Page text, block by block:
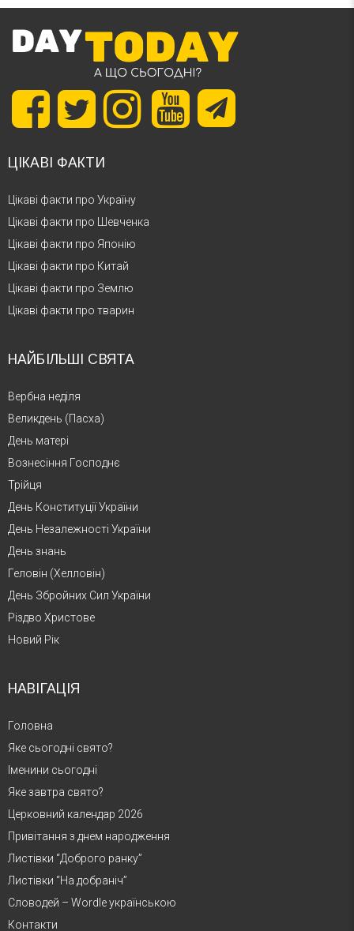
ЦІКАВІ ФАКТИ
Цікаві факти про Україну
Цікаві факти про Шевченка
Цікаві факти про Японію
Цікаві факти про Китай
Цікаві факти про Землю
Цікаві факти про тварин
НАЙБІЛЬШІ СВЯТА
Вербна неділя
Великдень (Пасха)
День матері
Вознесіння Господнє
Трійця
День Конституції України
День Незалежності України
День знань
Геловін (Хелловін)
День Збройних Сил України
Різдво Христове
Новий Рік
НАВІГАЦІЯ
Головна
Яке сьогодні свято?
Іменини сьогодні
Яке завтра свято?
Церковний календар 2026
Привітання з днем народження
Листівки “Доброго ранку”
Листівки “На добраніч”
Словодей – Wordle українською
Контакти